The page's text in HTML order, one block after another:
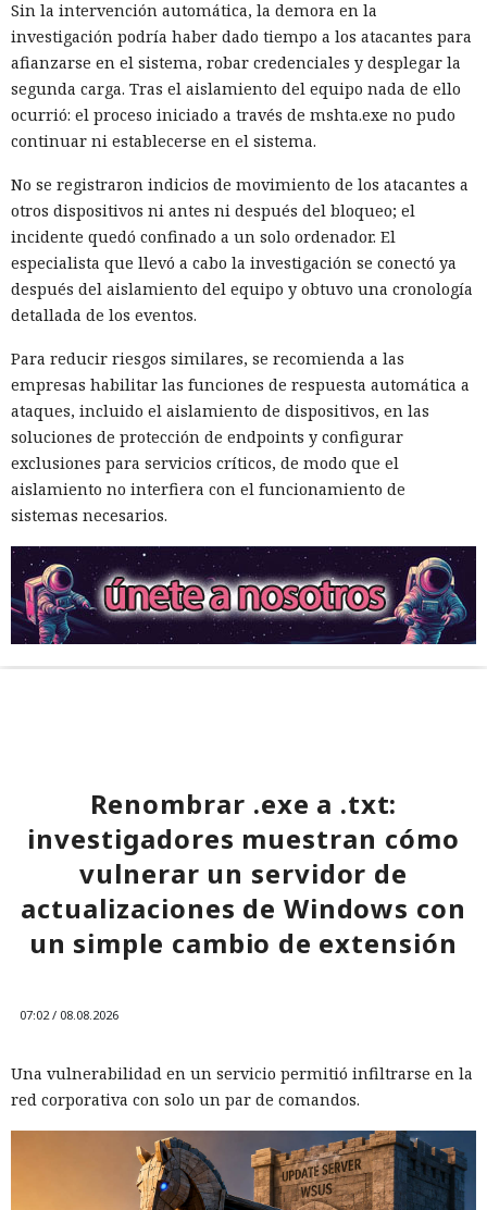
Sin la intervención automática, la demora en la
investigación podría haber dado tiempo a los atacantes para
afianzarse en el sistema, robar credenciales y desplegar la
segunda carga. Tras el aislamiento del equipo nada de ello
ocurrió: el proceso iniciado a través de mshta.exe no pudo
continuar ni establecerse en el sistema.
No se registraron indicios de movimiento de los atacantes a
otros dispositivos ni antes ni después del bloqueo; el
incidente quedó confinado a un solo ordenador. El
especialista que llevó a cabo la investigación se conectó ya
después del aislamiento del equipo y obtuvo una cronología
detallada de los eventos.
Para reducir riesgos similares, se recomienda a las
empresas habilitar las funciones de respuesta automática a
ataques, incluido el aislamiento de dispositivos, en las
soluciones de protección de endpoints y configurar
exclusiones para servicios críticos, de modo que el
aislamiento no interfiera con el funcionamiento de
sistemas necesarios.
Renombrar .exe a .txt:
investigadores muestran cómo
vulnerar un servidor de
actualizaciones de Windows con
un simple cambio de extensión
07:02 / 08.08.2026
Una vulnerabilidad en un servicio permitió infiltrarse en la
red corporativa con solo un par de comandos.